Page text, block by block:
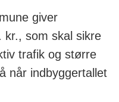
giver
kr., som skal sikre
trafik og større
når indbyggertallet